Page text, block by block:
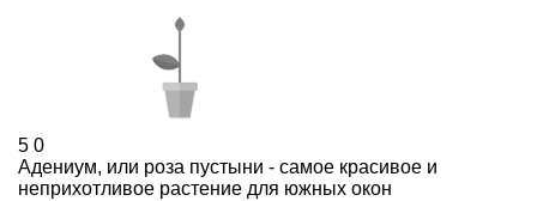
5 0
Адениум, или роза пустыни - самое красивое и
неприхотливое растение для южных окон